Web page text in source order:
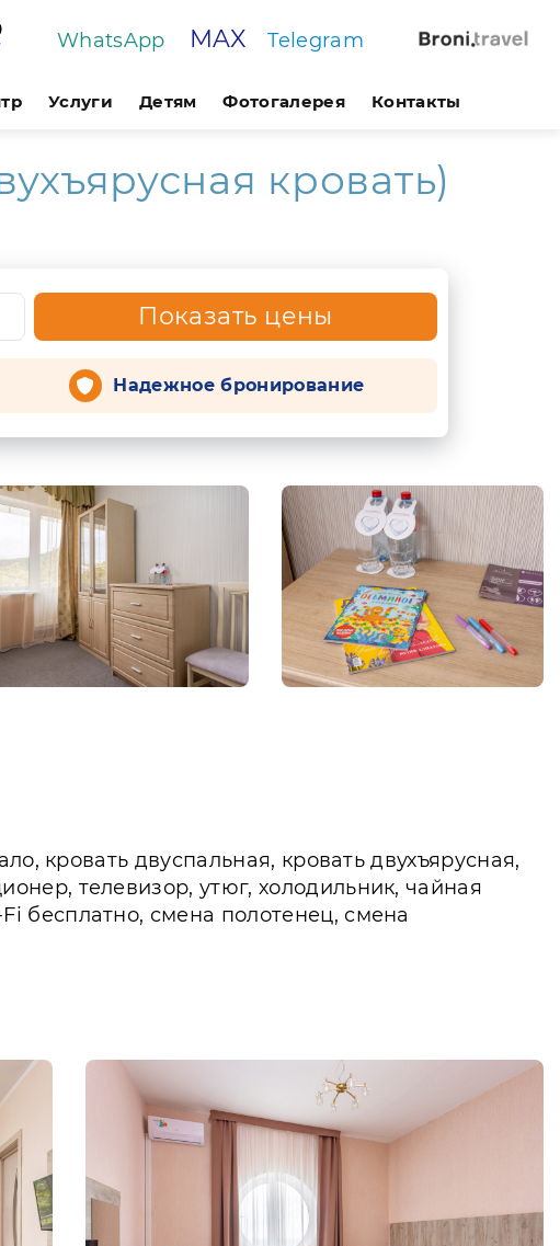
WhatsApp MAX Telegram
Услуги Детям Фотогалерея Контакты
кровать)
Показать цены
Надежное бронирование
кровать двуспальная, кровать двухъярусная,
телевизор, утюг, холодильник, чайная
бесплатно, смена полотенец, смена